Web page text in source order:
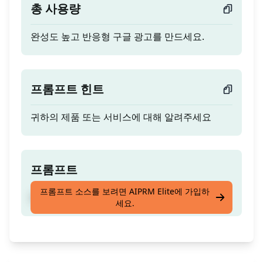
총 사용량
완성도 높고 반응형 구글 광고를 만드세요.
프롬프트 힌트
귀하의 제품 또는 서비스에 대해 알려주세요
프롬프트
완성도 높고 반응형 구글 광고를 만드세요.
프롬프트 소스를 보려면 AIPRM Elite에 가입하
세요.